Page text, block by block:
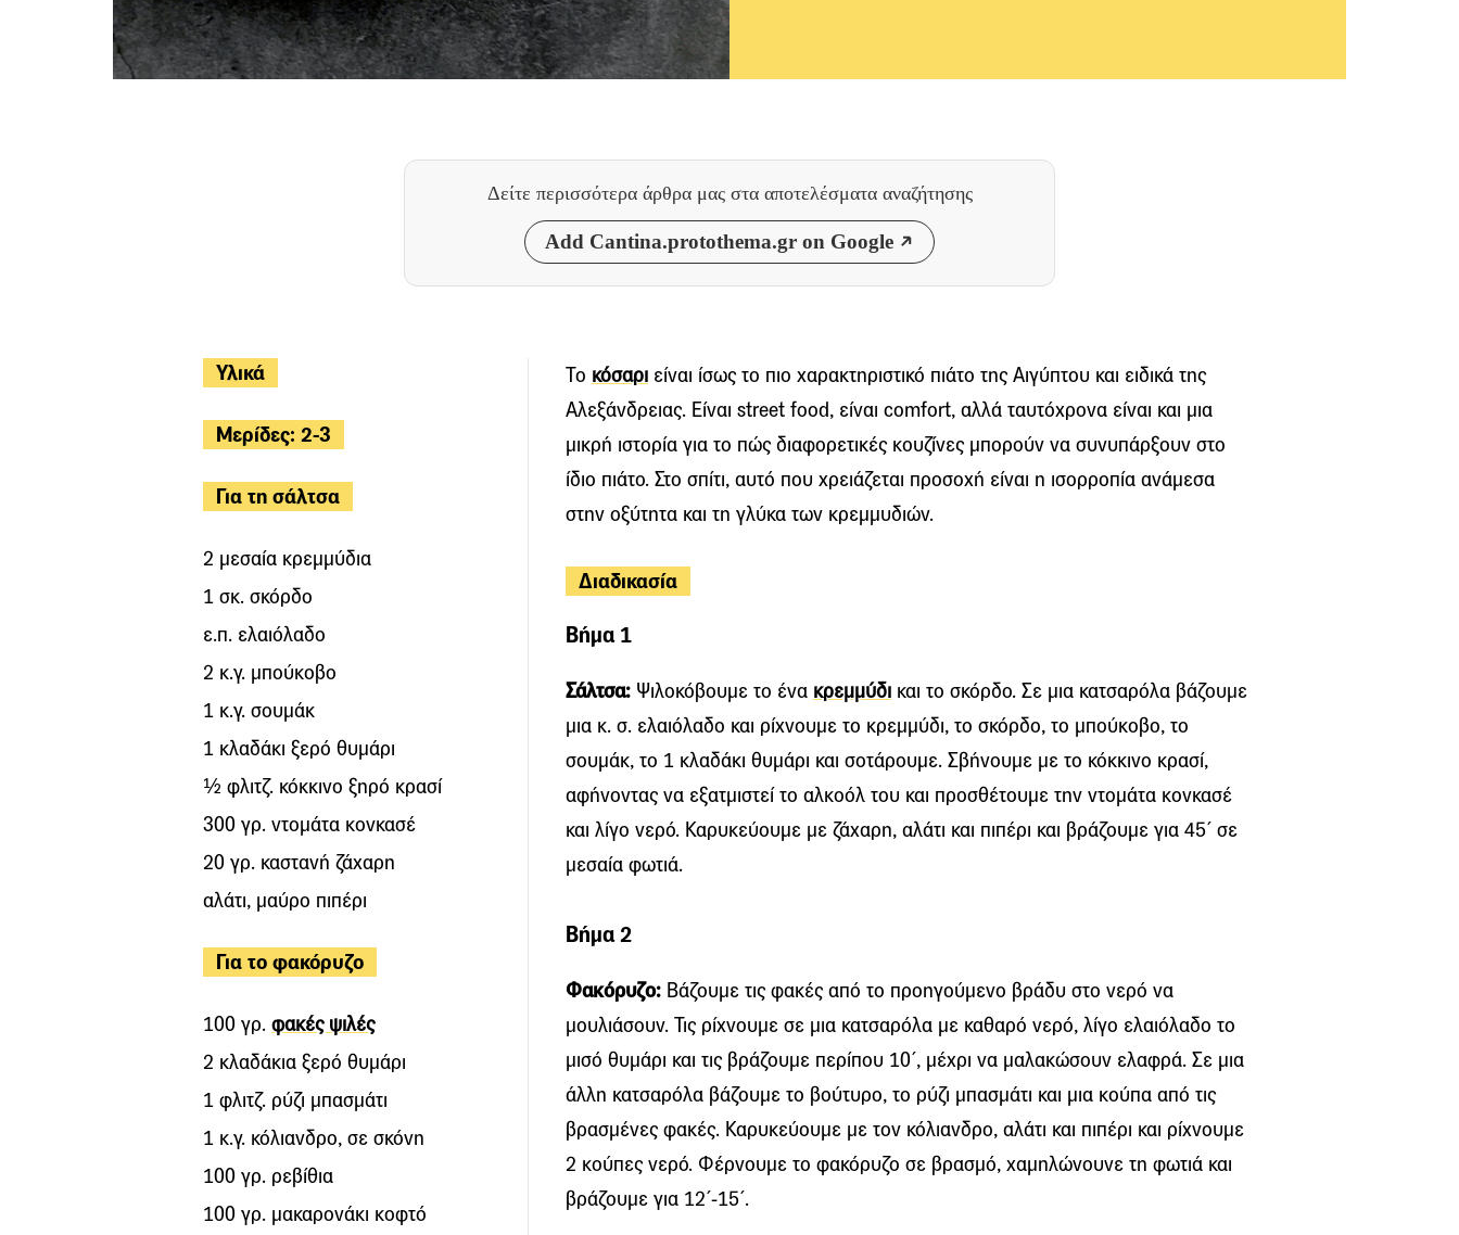
Δείτε περισσότερα άρθρα μας στα αποτελέσματα αναζήτησης
Add Cantina.protothema.gr on Google
Υλικά
Μερίδες: 2-3
Για τη σάλτσα
2 µεσαία κρεµµύδια
1 σκ. σκόρδο
ε.π. ελαιόλαδο
2 κ.γ. µπούκοβο
1 κ.γ. σουµάκ
1 κλαδάκι ξερό θυµάρι
½ φλιτζ. κόκκινο ξηρό κρασί
300 γρ. ντοµάτα κονκασέ
20 γρ. καστανή ζάχαρη
αλάτι, µαύρο πιπέρι
Για το φακόρυζο
100 γρ. φακές ψιλές
2 κλαδάκια ξερό θυµάρι
1 φλιτζ. ρύζι µπασµάτι
1 κ.γ. κόλιανδρο, σε σκόνη
100 γρ. ρεβίθια
100 γρ. µακαρονάκι κοφτό
Το κόσαρι είναι ίσως το πιο χαρακτηριστικό πιάτο της Αιγύπτου και ειδικά της
Αλεξάνδρειας. Είναι street food, είναι comfort, αλλά ταυτόχρονα είναι και μια
μικρή ιστορία για το πώς διαφορετικές κουζίνες μπορούν να συνυπάρξουν στο
ίδιο πιάτο. Στο σπίτι, αυτό που χρειάζεται προσοχή είναι η ισορροπία ανάμεσα
στην οξύτητα και τη γλύκα των κρεμμυδιών.
Διαδικασία
Βήμα 1
Σάλτσα: Ψιλοκόβουµε το ένα κρεµµύδι και το σκόρδο. Σε µια κατσαρόλα βάζουµε
µια κ. σ. ελαιόλαδο και ρίχνουµε το κρεµµύδι, το σκόρδο, το µπούκοβο, το
σουµάκ, το 1 κλαδάκι θυµάρι και σοτάρουµε. Σβήνουµε µε το κόκκινο κρασί,
αφήνοντας να εξατµιστεί το αλκοόλ του και προσθέτουµε την ντοµάτα κονκασέ
και λίγο νερό. Καρυκεύουµε µε ζάχαρη, αλάτι και πιπέρι και βράζουµε για 45΄ σε
µεσαία φωτιά.
Βήμα 2
Φακόρυζο: Βάζουµε τις φακές από το προηγούµενο βράδυ στο νερό να
µουλιάσουν. Τις ρίχνουµε σε µια κατσαρόλα µε καθαρό νερό, λίγο ελαιόλαδο το
µισό θυµάρι και τις βράζουµε περίπου 10΄, µέχρι να µαλακώσουν ελαφρά. Σε µια
άλλη κατσαρόλα βάζουµε το βούτυρο, το ρύζι µπασµάτι και µια κούπα από τις
βρασµένες φακές. Καρυκεύουµε µε τον κόλιανδρο, αλάτι και πιπέρι και ρίχνουµε
2 κούπες νερό. Φέρνουµε το φακόρυζο σε βρασµό, χαµηλώνουνε τη φωτιά και
βράζουµε για 12΄-15΄.